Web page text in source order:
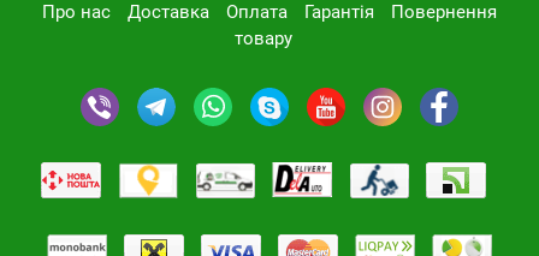
Про нас Доставка Оплата Гарантія
Повернення
товару